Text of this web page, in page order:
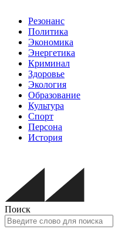
Резонанс
Политика
Экономика
Энергетика
Криминал
Здоровье
Экология
Образование
Культура
Спорт
Персона
История
Поиск